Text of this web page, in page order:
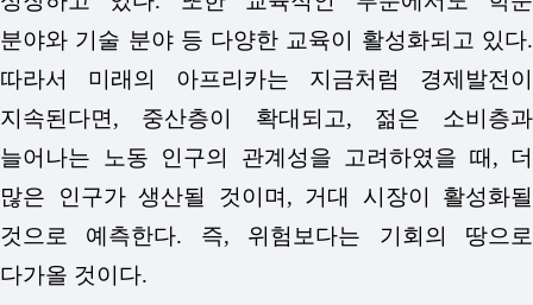
분야와 기술 분야 등 다양한 교육이 활성화되고 있다.
따라서 미래의 아프리카는 지금처럼 경제발전이
지속된다면, 중산층이 확대되고, 젊은 소비층과
늘어나는 노동 인구의 관계성을 고려하였을 때, 더
많은 인구가 생산될 것이며, 거대 시장이 활성화될
것으로 예측한다. 즉, 위험보다는 기회의 땅으로
다가올 것이다.